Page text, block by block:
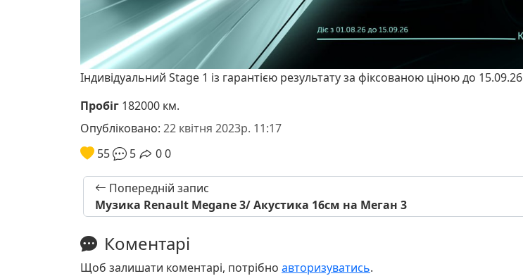
Індивідуальний Stage 1 із гарантією результату за фіксованою ціною до 15.09.26
Пробіг 182000 км.
Опубліковано: 22 квітня 2023р. 11:17
55
5 00
Попередній запис
Музика Renault Megane 3/ Акустика 16см на Меган 3
Коментарі
Щоб залишати коментарі, потрібно авторизуватись.